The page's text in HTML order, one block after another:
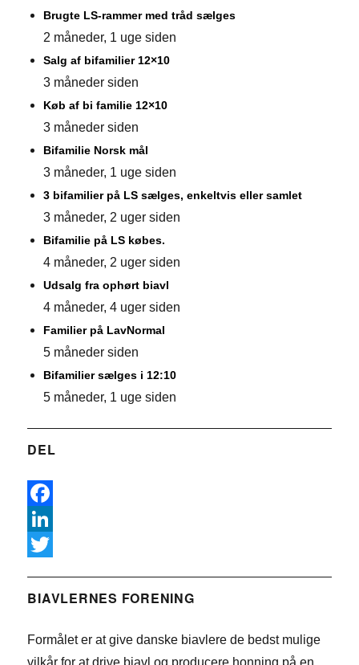
Brugte LS-rammer med tråd sælges
2 måneder, 1 uge siden
Salg af bifamilier 12×10
3 måneder siden
Køb af bi familie 12×10
3 måneder siden
Bifamilie Norsk mål
3 måneder, 1 uge siden
3 bifamilier på LS sælges, enkeltvis eller samlet
3 måneder, 2 uger siden
Bifamilie på LS købes.
4 måneder, 2 uger siden
Udsalg fra ophørt biavl
4 måneder, 4 uger siden
Familier på LavNormal
5 måneder siden
Bifamilier sælges i 12:10
5 måneder, 1 uge siden
DEL
F
a
e
o
L
n
e
w
t
BIAVLERNES FORENING
Formålet er at give danske biavlere de bedst mulige
vilkår for at drive biavl og producere honning på en